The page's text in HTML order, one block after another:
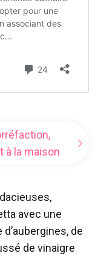
à la maison
avec une
de
de vinaigre